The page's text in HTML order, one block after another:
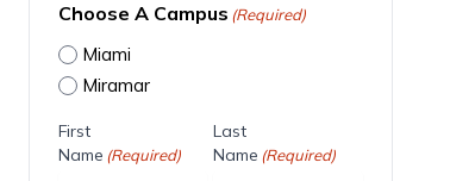
Choose A Campus (Required)
Miami
Miramar
First
Name (Required)
Last
Name (Required)